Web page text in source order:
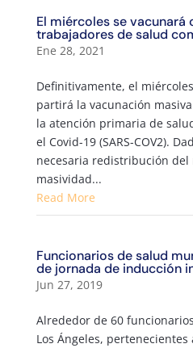
El miércoles se vacunará
trabajadores de salud
Ene 28, 2021
Definitivamente, el
partirá la vacunación
la atención primaria de
el Covid-19 (SARS-COV2).
necesaria redistribución del
masividad...
Read More
Funcionarios de salud
de jornada de inducción
Jun 27, 2019
Alrededor de 60
Los Ángeles,